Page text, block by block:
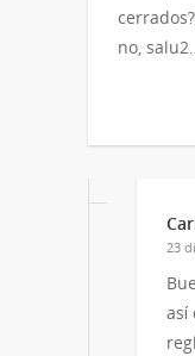
no, salu2…
23
así